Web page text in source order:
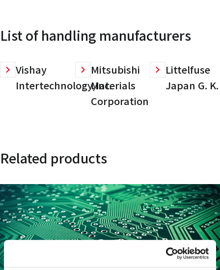
List of handling manufacturers
Vishay
Intertechnology,Inc.
Mitsubishi
Materials
Corporation
Littelfuse
Japan G. K.
Related products